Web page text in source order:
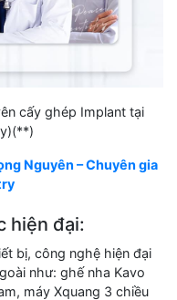
cấy ghép Implant tại
Nguyên – Chuyên gia
hiện đại:
bị, công nghệ hiện đại
như: ghế nha Kavo
máy Xquang 3 chiều